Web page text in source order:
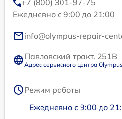
+7 (800) 301-97-75
Ежедневно с 9:00 до 21:00
info@olympus-repair-
Павловский тракт, 251В
Адрес сервисного центра Olympus
Режим работы:
Ежедневно с 9:00 до